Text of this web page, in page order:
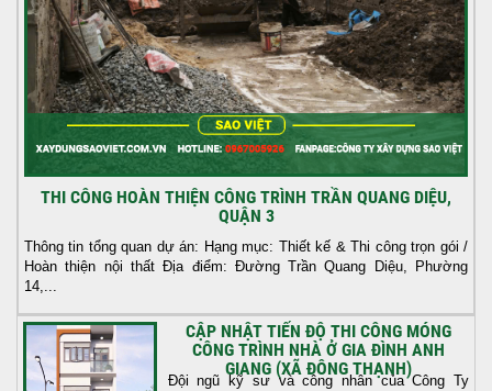
THI CÔNG HOÀN THIỆN CÔNG TRÌNH TRẦN QUANG DIỆU,
QUẬN 3
Thông tin tổng quan dự án: Hạng mục: Thiết kế & Thi công trọn gói /
Hoàn thiện nội thất Địa điểm: Đường Trần Quang Diệu, Phường
14,...
CẬP NHẬT TIẾN ĐỘ THI CÔNG MÓNG
CÔNG TRÌNH NHÀ Ở GIA ĐÌNH ANH
GIANG (XÃ ĐÔNG THẠNH)
Đội ngũ kỹ sư và công nhân của Công Ty